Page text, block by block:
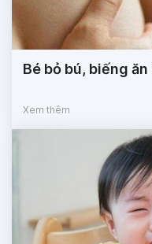
Bé bỏ bú, biếng
Xem thêm